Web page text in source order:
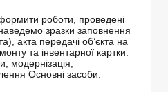
роботи, проведені
зразки заповнення
акта передачі об’єкта на
та інвентарної картки.
модернізація,
Основні засоби: